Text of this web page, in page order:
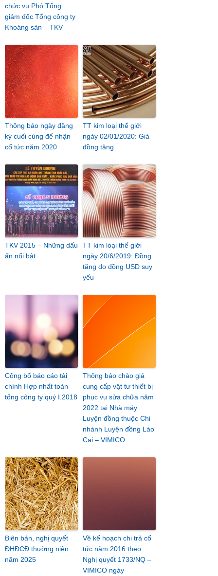
chức vụ Phó Tổng
giám đốc Tổng công ty
Khoáng sản – TKV
Thông báo ngày đăng
ký cuối cùng để nhận
cổ tức năm 2020
TT kim loại thế giới
ngày 02/01/2020: Giá
đồng tăng
TKV 2015 – Những dấu
ấn nổi bật
TT kim loại thế giới
ngày 20/6/2019: Đồng
tăng do đồng USD suy
yếu
Công bố báo cáo tài
chính Hợp nhất toàn
tổng công ty quý I.2018
Thông báo chào giá
cung cấp vật tư thiết bị
phục vụ sửa chữa năm
2022 tại Nhà máy
Luyện đồng thuộc Chi
nhánh Luyện đồng Lào
Cai – VIMICO
Biên bản, nghị quyết
ĐHĐCĐ thường niên
năm 2025
Về kế hoạch chi trả cổ
tức năm 2016 theo
Nghị quyết 1733/NQ –
VIMICO ngày